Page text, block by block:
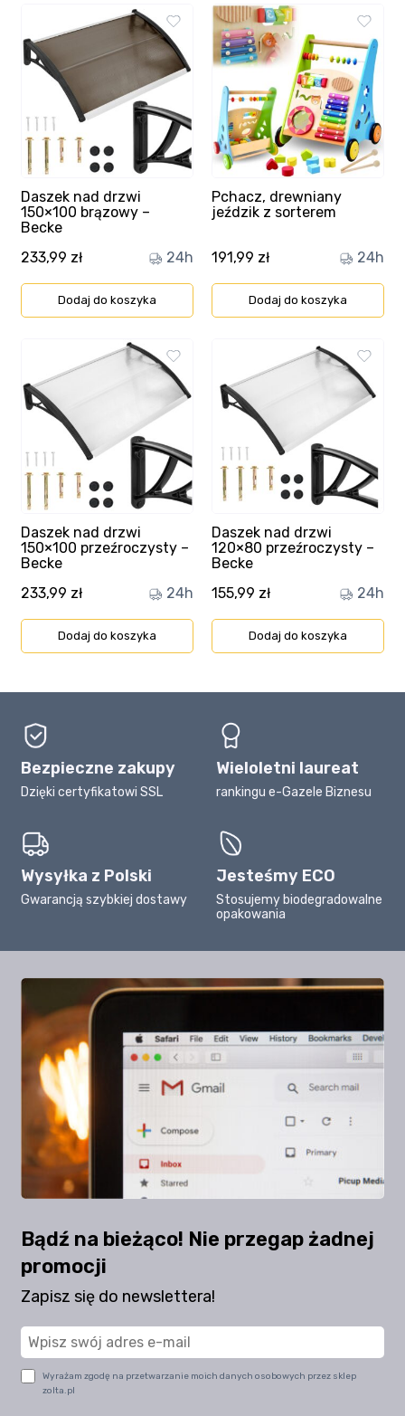
Daszek nad drzwi
150×100 brązowy –
Becke
233,99 zł 24h
Dodaj do koszyka
Pchacz, drewniany
jeździk z sorterem
191,99 zł 24h
Dodaj do koszyka
Daszek nad drzwi
150×100 przeźroczysty –
Becke
233,99 zł 24h
Dodaj do koszyka
Daszek nad drzwi
120×80 przeźroczysty –
Becke
155,99 zł 24h
Dodaj do koszyka
Bezpieczne zakupy
Dzięki certyfikatowi SSL
Wieloletni laureat
rankingu e-Gazele Biznesu
Wysyłka z Polski
Gwarancją szybkiej dostawy
Jesteśmy ECO
Stosujemy biodegradowalne
opakowania
Bądź na bieżąco! Nie przegap żadnej
promocji
Zapisz się do newslettera!
Wyrażam zgodę na przetwarzanie moich danych osobowych przez sklep
zolta.pl